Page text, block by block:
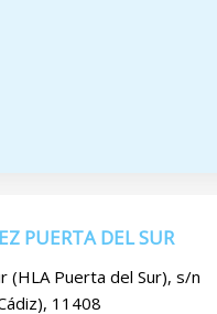
PUERTA DEL SUR
(HLA Puerta del Sur), s/n
11408